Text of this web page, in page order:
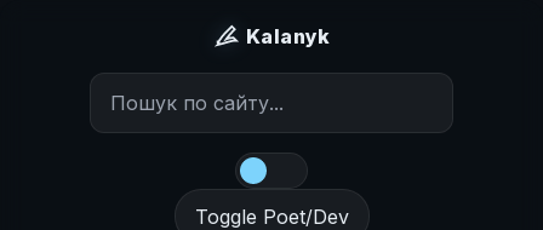
Kalanyk
Toggle Poet/Dev